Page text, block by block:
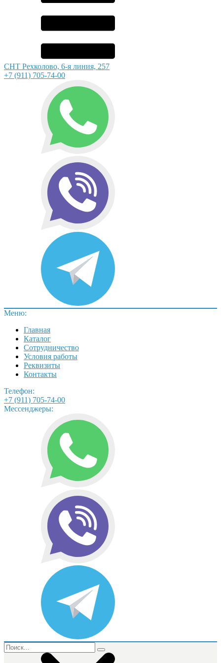
СНТ Рехколово, 6-я линия, 257
+7 (911) 705-74-00
Меню:
Главная
Каталог
Сотрудничество
Условия работы
Реквизиты
Контакты
Телефон:
+7 (911) 705-74-00
Мессенджеры: